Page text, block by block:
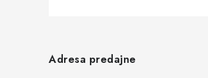
Adresa predajne